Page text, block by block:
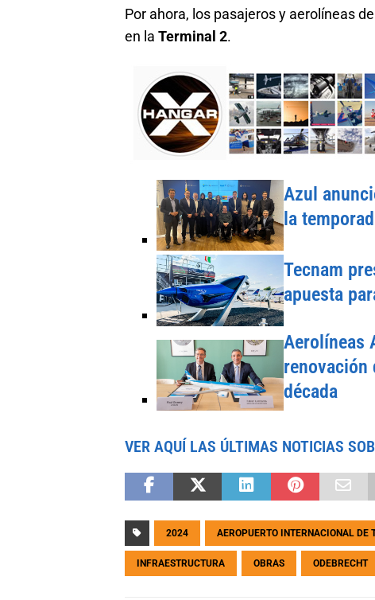
Por ahora, los pasajeros y aerolíneas
en la Terminal 2.
Azul
la
Tecnam
apuesta
Aerolíneas
renovación
década
VER AQUÍ LAS ÚLTIMAS NOTICIAS
2024 AEROPUERTO INTERNACIONAL DE
INFRAESTRUCTURA OBRAS ODEBRECHT